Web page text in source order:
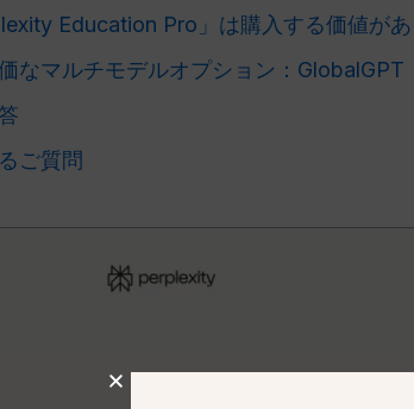
Education Pro」は購入する価値があ
なマルチモデルオプション：GlobalGPT
ご質問